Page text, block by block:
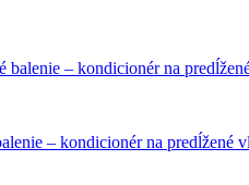
– kondicionér na predĺžené